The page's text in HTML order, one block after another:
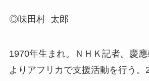
◎味田村 太郎
1970年生まれ。ＮＨＫ記者。慶
よりアフリカで支援活動を行う。